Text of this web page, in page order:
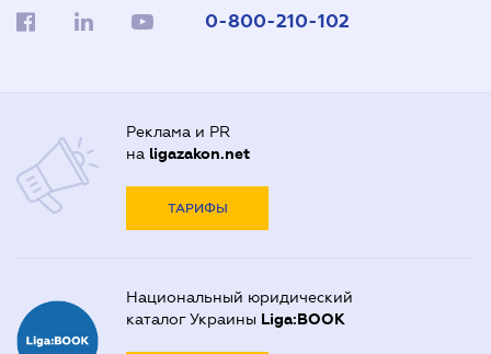
0-800-210-102
Реклама и PR
на ligazakon.net
ТАРИФЫ
Национальный юридический
каталог Украины Liga:BOOK